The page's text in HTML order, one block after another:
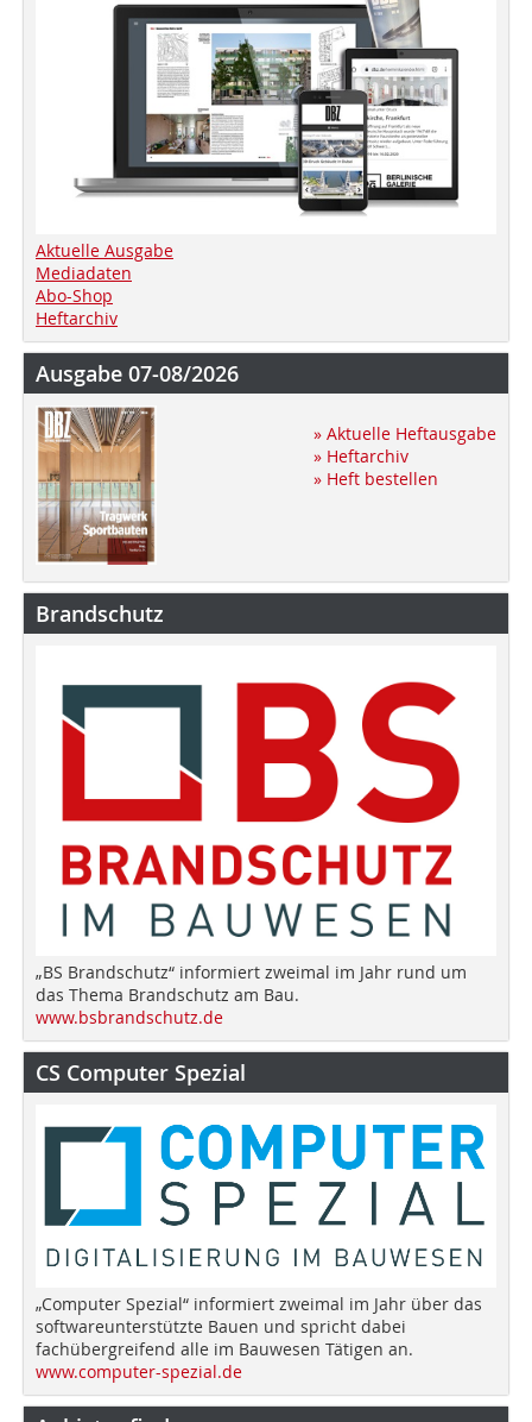
Aktuelle Ausgabe
Mediadaten
Abo-Shop
Heftarchiv
Ausgabe 07-08/2026
» Aktuelle Heftausgabe
» Heftarchiv
» Heft bestellen
Brandschutz
„BS Brandschutz“ informiert zweimal im Jahr rund um
das Thema Brandschutz am Bau.
www.bsbrandschutz.de
CS Computer Spezial
„Computer Spezial“ informiert zweimal im Jahr über das
softwareunterstützte Bauen und spricht dabei
fachübergreifend alle im Bauwesen Tätigen an.
www.computer-spezial.de